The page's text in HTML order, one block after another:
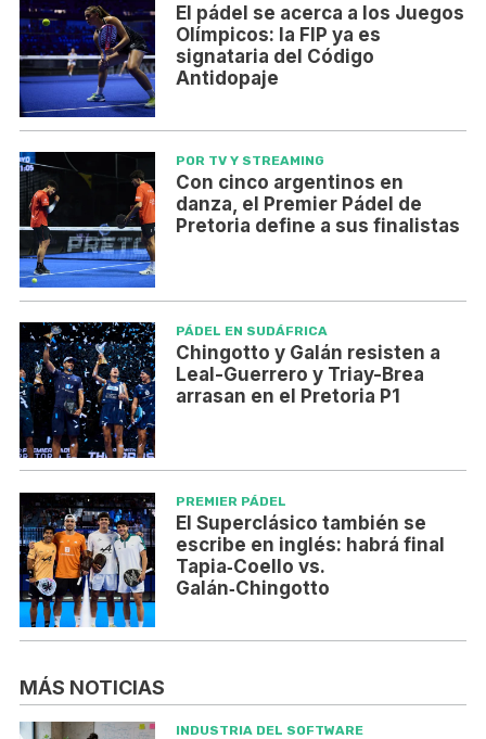
El pádel se acerca a los Juegos
Olímpicos: la FIP ya es
signataria del Código
Antidopaje
POR TV Y STREAMING
Con cinco argentinos en
danza, el Premier Pádel de
Pretoria define a sus finalistas
PÁDEL EN SUDÁFRICA
Chingotto y Galán resisten a
Leal-Guerrero y Triay-Brea
arrasan en el Pretoria P1
PREMIER PÁDEL
El Superclásico también se
escribe en inglés: habrá final
Tapia‑Coello vs.
Galán‑Chingotto
MÁS NOTICIAS
INDUSTRIA DEL SOFTWARE